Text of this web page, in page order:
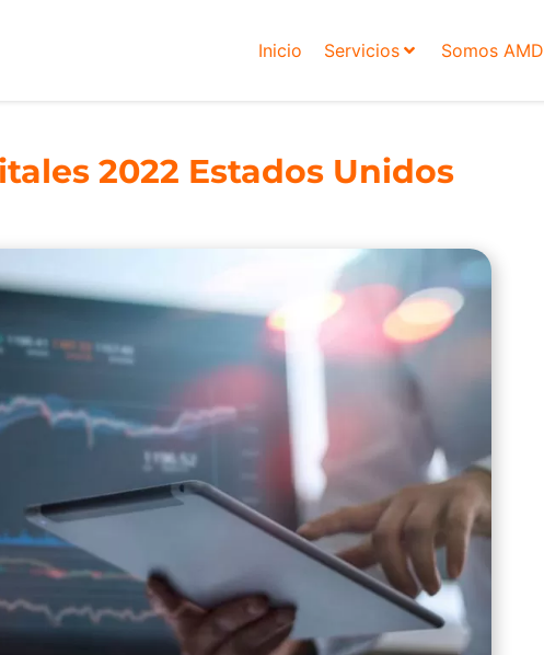
Inicio Servicios Somos AMD
2022 Estados Unidos